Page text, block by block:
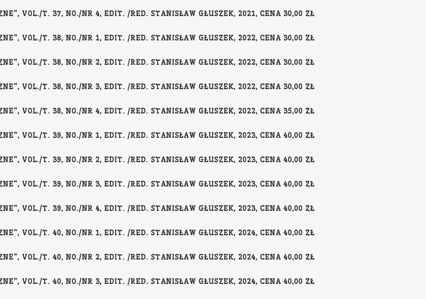
VOL./T. 37, NO./NR 4, EDIT. /RED. STANISŁAW GŁUSZEK, 2021, CENA 30,00 ZŁ
VOL./T. 38, NO./NR 1, EDIT. /RED. STANISŁAW GŁUSZEK, 2022, CENA 30,00 ZŁ
VOL./T. 38, NO./NR 2, EDIT. /RED. STANISŁAW GŁUSZEK, 2022, CENA 30,00 ZŁ
VOL./T. 38, NO./NR 3, EDIT. /RED. STANISŁAW GŁUSZEK, 2022, CENA 30,00 ZŁ
VOL./T. 38, NO./NR 4, EDIT. /RED. STANISŁAW GŁUSZEK, 2022, CENA 35,00 ZŁ
VOL./T. 39, NO./NR 1, EDIT. /RED. STANISŁAW GŁUSZEK, 2023, CENA 40,00 ZŁ
VOL./T. 39, NO./NR 2, EDIT. /RED. STANISŁAW GŁUSZEK, 2023, CENA 40,00 ZŁ
VOL./T. 39, NO./NR 3, EDIT. /RED. STANISŁAW GŁUSZEK, 2023, CENA 40,00 ZŁ
VOL./T. 39, NO./NR 4, EDIT. /RED. STANISŁAW GŁUSZEK, 2023, CENA 40,00 ZŁ
VOL./T. 40, NO./NR 1, EDIT. /RED. STANISŁAW GŁUSZEK, 2024, CENA 40,00 ZŁ
VOL./T. 40, NO./NR 2, EDIT. /RED. STANISŁAW GŁUSZEK, 2024, CENA 40,00 ZŁ
VOL./T. 40, NO./NR 3, EDIT. /RED. STANISŁAW GŁUSZEK, 2024, CENA 40,00 ZŁ